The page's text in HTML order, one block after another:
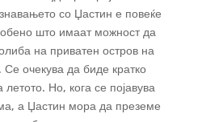
со Џастин е повеќе
што имаат можност да
на приватен остров на
очекува да биде кратко
летото. Но, кога се појавува
а Џастин мора да преземе